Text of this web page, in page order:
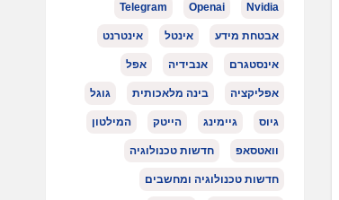
Nvidia
Openai
Telegram
אבטחת מידע אינטל אינטרנט
אינסטגרם אנבידיה אפל
אפליקציה בינה מלאכותית גוגל
גיוס גיימינג הייטק המילטון
וואטסאפ חדשות טכנולוגיה
חדשות טכנולוגיה ומחשבים